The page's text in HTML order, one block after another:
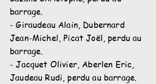
barrage.
- Giraudeau Alain, Dubernard
Jean-Michel, Picat Joël, perdu au
barrage.
- Jacquet Olivier, Aberlen Eric,
Jaudeau Rudi, perdu au barrage.